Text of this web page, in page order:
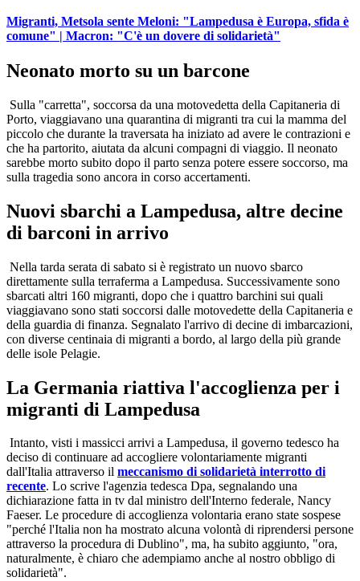
Migranti, Metsola sente Meloni: "Lampedusa è Europa, sfida è
comune" | Macron: "C'è un dovere di solidarietà"
Neonato morto su un barcone
Sulla "carretta", soccorsa da una motovedetta della Capitaneria di
Porto, viaggiavano una quarantina di migranti tra cui la mamma del
piccolo che durante la traversata ha iniziato ad avere le contrazioni e
che ha partorito, aiutata da alcuni compagni di viaggio. Il neonato
sarebbe morto subito dopo il parto senza potere essere soccorso, ma
sulla tragedia sono ancora in corso accertamenti.
Nuovi sbarchi a Lampedusa, altre decine
di barconi in arrivo
Nella tarda serata di sabato si è registrato un nuovo sbarco
direttamente sulla terraferma a Lampedusa. Successivamente sono
sbarcati altri 160 migranti, dopo che i quattro barchini sui quali
viaggiavano sono stati soccorsi dalle motovedette della Capitaneria e
della guardia di finanza. Segnalato l'arrivo di decine di imbarcazioni,
con diverse centinaia di migranti a bordo, al largo della più grande
delle isole Pelagie.
La Germania riattiva l'accoglienza per i
migranti di Lampedusa
Intanto, visti i massicci arrivi a Lampedusa, il governo tedesco ha
deciso di continuare ad accogliere volontariamente migranti
dall'Italia attraverso il meccanismo di solidarietà interrotto di
recente. Lo scrive l'agenzia tedesca Dpa, segnalando una
dichiarazione fatta in tv dal ministro dell'Interno federale, Nancy
Faeser. Le procedure di accoglienza volontaria erano state sospese
"perché l'Italia non ha mostrato alcuna volontà di riprendersi persone
attraverso la procedura di Dublino", ma, ha subito aggiunto, "ora,
naturalmente, è chiaro che adempiamo anche al nostro obbligo di
solidarietà".